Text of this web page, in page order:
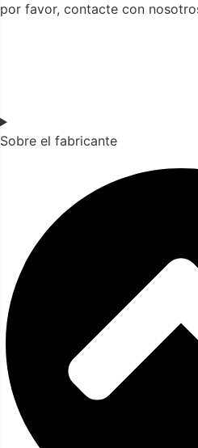
por favor, contacte con
Sobre el fabricante